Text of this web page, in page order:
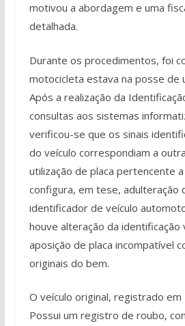
motivou a abordagem e uma
detalhada.
Durante os procedimentos, foi
motocicleta estava na posse de
Após a realização da
consultas aos sistemas
verificou-se que os sinais
do veículo correspondiam a
utilização de placa pertencente
configura, em tese, adulteração
identificador de veículo
houve alteração da identificação
aposição de placa incompatível
originais do bem.
O veículo original, registrado em
Possui um registro de roubo,